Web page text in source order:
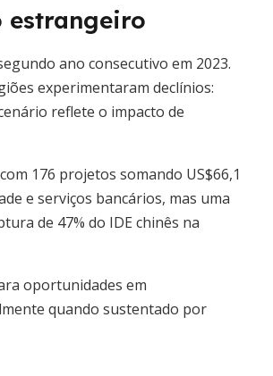
estrangeiro
ano consecutivo em 2023.
experimentaram declínios:
reflete o impacto de
176 projetos somando US$66,1
e serviços bancários, mas uma
de 47% do IDE chinês na
oportunidades em
quando sustentado por